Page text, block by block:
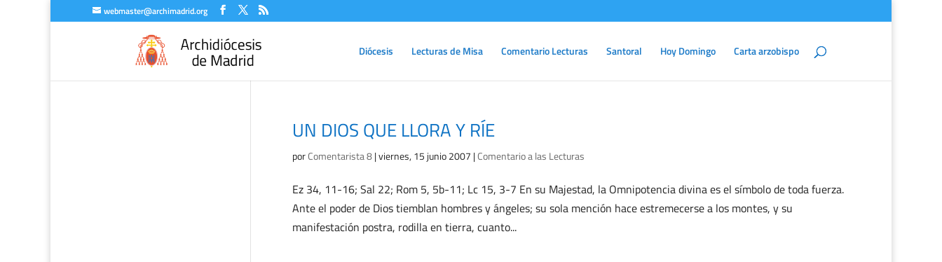
webmaster@archimadrid.org
Diócesis Lecturas de Misa Comentario Lecturas Santoral Hoy Domingo Carta arzobispo
UN DIOS QUE LLORA Y RÍE
porComentarista 8|viernes, 15 junio 2007 |Comentario a las Lecturas
Ez 34, 11-16; Sal 22; Rom 5, 5b-11; Lc 15, 3-7 En su Majestad, la Omnipotencia divina es el símbolo de toda fuerza.
Ante el poder de Dios tiemblan hombres y ángeles; su sola mención hace estremecerse a los montes, y su
manifestación postra, rodilla en tierra, cuanto...